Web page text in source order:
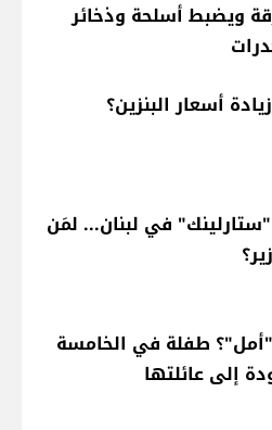
ويضبط أسلحة وذخائر
أسعار البنزين؟
في لبنان... لمَن
طفلة في الخامسة
إلى عائلتها